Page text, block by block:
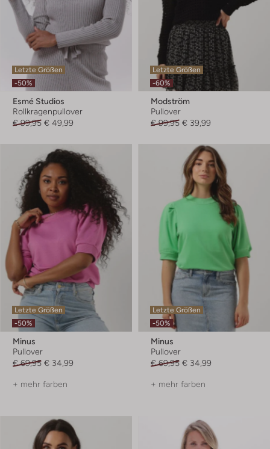
Letzte Größen
-50%
Esmé Studios
Rollkragenpullover
€ 99,95 € 49,99
Letzte Größen
-60%
Modström
Pullover
€ 99,95 € 39,99
Letzte Größen
-50%
Minus
Pullover
€ 69,95 € 34,99
+ mehr farben
Letzte Größen
-50%
Minus
Pullover
€ 69,95 € 34,99
+ mehr farben